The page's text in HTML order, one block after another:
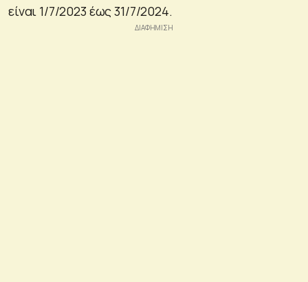
είναι 1/7/2023 έως 31/7/2024.